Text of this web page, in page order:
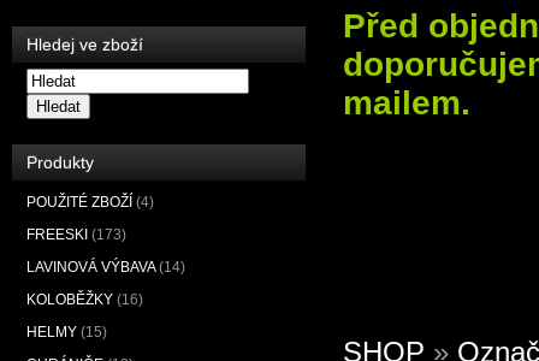
Hledej ve zboží
Hledat
Produkty
POUŽITÉ ZBOŽÍ (4)
FREESKI (173)
LAVINOVÁ VÝBAVA (14)
KOLOBĚŽKY (16)
HELMY (15)
Před
mailem.
SHOP »